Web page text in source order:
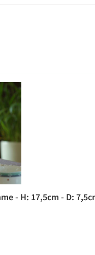
- H: 17,5cm - D: